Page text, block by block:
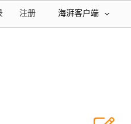
海湃客户端
注册